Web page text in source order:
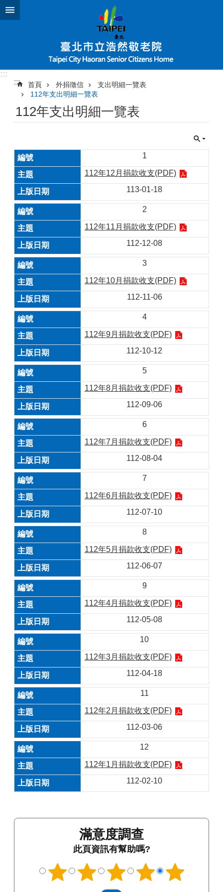
跳到主要內容區塊
:::
:::
首頁 外捐徵信
支出明細一覽表
112年支出明細一覽表
112年支出明細一覽表
1
112年12月捐款收支(PDF)
113-01-18
2
112年11月捐款收支(PDF)
112-12-08
3
112年10月捐款收支(PDF)
112-11-06
4
112年9月捐款收支(PDF)
112-10-12
5
112年8月捐款收支(PDF)
112-09-06
6
112年7月捐款收支(PDF)
112-08-04
7
112年6月捐款收支(PDF)
112-07-10
8
112年5月捐款收支(PDF)
112-06-07
9
112年4月捐款收支(PDF)
112-05-08
10
112年3月捐款收支(PDF)
112-04-18
11
112年2月捐款收支(PDF)
112-03-06
12
112年1月捐款收支(PDF)
112-02-10
滿意度調查
此頁資訊有幫助嗎?